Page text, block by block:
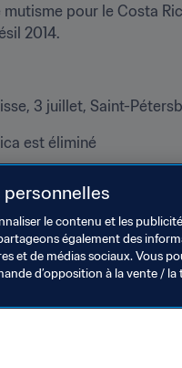
mutisme pour le Costa
2014.
3 juillet, Saint-
est éliminé
| sur Facebook | sur
le contenu et les
également des
et de médias sociaux. Vous
d’opposition à la vente /